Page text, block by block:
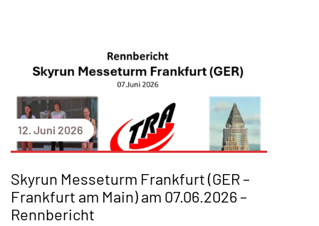
12. Juni 2026
Skyrun Messeturm Frankfurt (GER –
Frankfurt am Main) am 07.06.2026 –
Rennbericht